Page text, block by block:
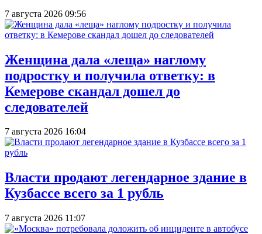
7 августа 2026 09:56
Женщина дала «леща» наглому
подростку и получила ответку: в
Кемерове скандал дошел до
следователей
7 августа 2026 16:04
Власти продают легендарное здание в
Кузбассе всего за 1 рубль
7 августа 2026 11:07